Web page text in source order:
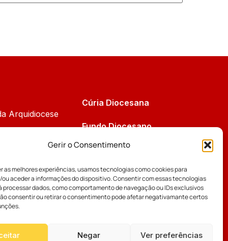
Gerir o Consentimento
as melhores experiências, usamos tecnologias como cookies para
ou aceder a informações do dispositivo. Consentir com essas tecnologias
processar dados, como comportamento de navegação ou IDs exclusivos
consentir ou retirar o consentimento pode afetar negativamante certos
Negar Ver preferências
Arquidiocese
Bispos
Cúria Diocesana
Fundo Diocesano
Tribunal Eclesiástico
Vicariatos da Educação
Eventos